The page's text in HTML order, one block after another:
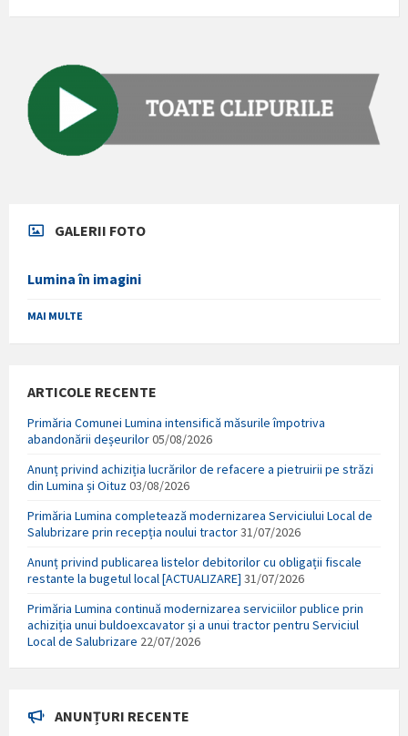
GALERII FOTO
Lumina în imagini
MAI MULTE
ARTICOLE RECENTE
Primăria Comunei Lumina intensifică măsurile împotriva
abandonării deșeurilor05/08/2026
Anunț privind achiziția lucrărilor de refacere a pietruirii pe străzi
din Lumina și Oituz03/08/2026
Primăria Lumina completează modernizarea Serviciului Local de
Salubrizare prin recepția noului tractor31/07/2026
Anunț privind publicarea listelor debitorilor cu obligații fiscale
restante la bugetul local [ACTUALIZARE] 31/07/2026
Primăria Lumina continuă modernizarea serviciilor publice prin
achiziția unui buldoexcavator și a unui tractor pentru Serviciul
Local de Salubrizare 22/07/2026
ANUNȚURI RECENTE